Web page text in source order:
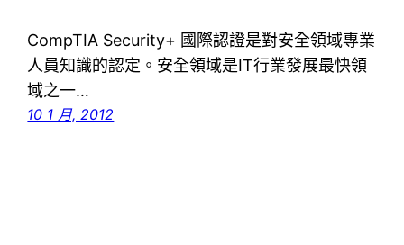
CompTIA Security+ 國際認證是對安全領域專業
人員知識的認定。安全領域是IT行業發展最快領
域之一…
10 1 月, 2012